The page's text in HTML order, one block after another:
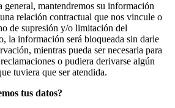
general, mantendremos su información
relación contractual que nos vincule o
de supresión y/o limitación del
la información será bloqueada sin darle
mientras pueda ser necesaria para
o pudiera derivarse algún
tuviera que ser atendida.
tus datos?